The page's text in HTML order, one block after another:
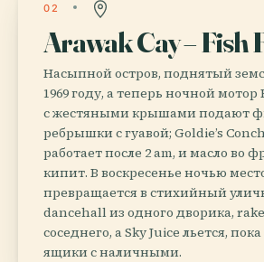
02
Arawak Cay – Fish
Насыпной остров, поднятый
1969 году, а теперь ночной мотор
с жестяными крышами подают
ребрышки с гуавой; Goldie’s
работает после 2 am, и масло во
кипит. В воскресенье ночью
превращается в стихийный
dancehall из одного дворика,
соседнего, а Sky Juice льется,
ящики с наличными.